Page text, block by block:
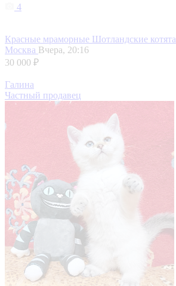
4
Красные мраморные Шотландские котята
Москва Вчера, 20:16
30 000 ₽
Галина
Частный продавец